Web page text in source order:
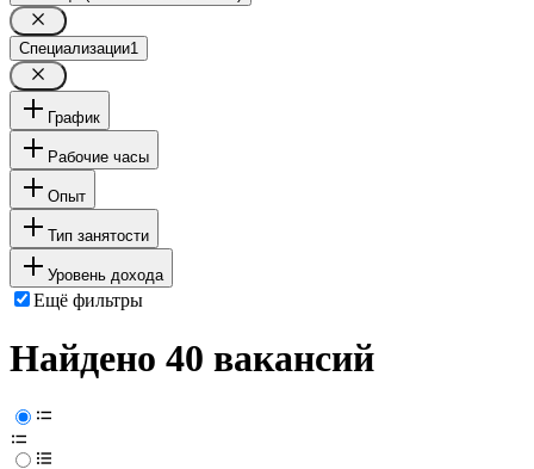
Специализации1
График
Рабочие часы
Опыт
Тип занятости
Уровень дохода
Ещё фильтры
Найдено 40 вакансий